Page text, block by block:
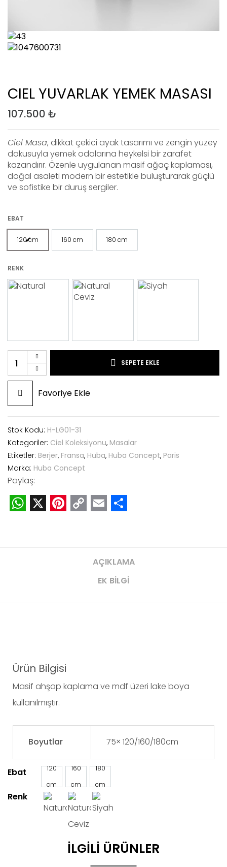
CIEL YUVARLAK YEMEK MASASI
107.500 ₺
Ciel Masa, dikkat çekici ayak tasarımı ve zengin yüzey
dokusuyla yemek odalarına heykelsi bir zarafet
kazandırır. Özenle uygulanan masif ağaç kaplaması,
doğal asaleti modern bir estetikle buluşturarak güçlü
ve sofistike bir duruş sergiler.
EBAT
120 cm 160 cm 180 cm
RENK
SEPETE EKLE
Favoriye Ekle
Stok Kodu: H-LG01-31
Kategoriler: Ciel Koleksiyonu, Masalar
Etiketler: Berjer, Fransa, Huba, Huba Concept, Paris
Marka: Huba Concept
Paylaş:
WhatsApp
X Pinterest
Copy
EmailShare
AÇIKLAMA
EK BILGI
Ürün Bilgisi
Masif ahşap kaplama ve mdf üzeri lake boya
kullanılmıştır.
Boyutlar 75× 120/160/180cm
Ebat
120
cm
160
cm
180
cm
Renk
İLGILI ÜRÜNLER